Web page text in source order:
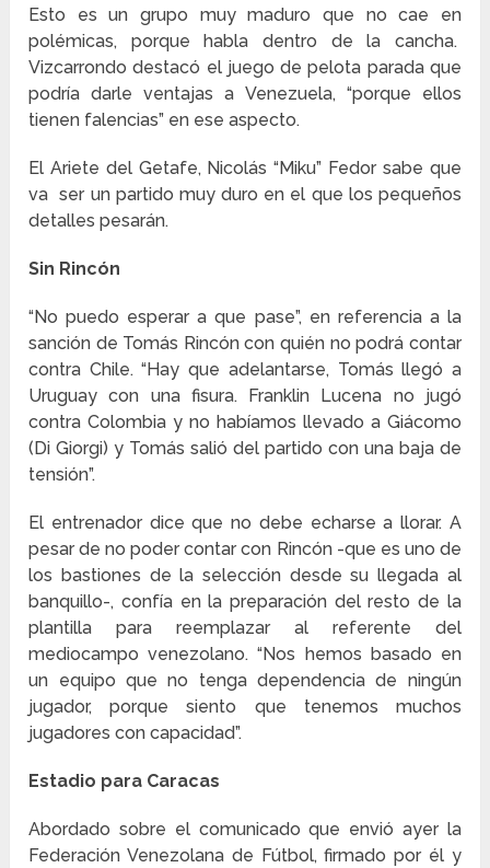
Esto es un grupo muy maduro que no cae en
polémicas, porque habla dentro de la cancha.
Vizcarrondo destacó el juego de pelota parada que
podría darle ventajas a Venezuela, “porque ellos
tienen falencias” en ese aspecto.
El Ariete del Getafe, Nicolás “Miku” Fedor sabe que
va ser un partido muy duro en el que los pequeños
detalles pesarán.
Sin Rincón
“No puedo esperar a que pase”, en referencia a la
sanción de Tomás Rincón con quién no podrá contar
contra Chile. “Hay que adelantarse, Tomás llegó a
Uruguay con una fisura. Franklin Lucena no jugó
contra Colombia y no habíamos llevado a Giácomo
(Di Giorgi) y Tomás salió del partido con una baja de
tensión”.
El entrenador dice que no debe echarse a llorar. A
pesar de no poder contar con Rincón -que es uno de
los bastiones de la selección desde su llegada al
banquillo-, confía en la preparación del resto de la
plantilla para reemplazar al referente del
mediocampo venezolano. “Nos hemos basado en
un equipo que no tenga dependencia de ningún
jugador, porque siento que tenemos muchos
jugadores con capacidad”.
Estadio para Caracas
Abordado sobre el comunicado que envió ayer la
Federación Venezolana de Fútbol, firmado por él y